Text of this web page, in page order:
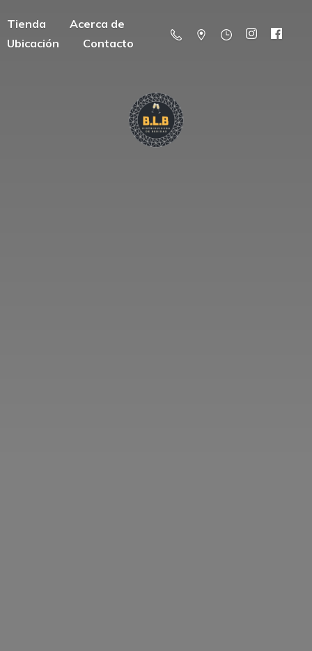
Tienda
Acerca de
Ubicación
Contacto